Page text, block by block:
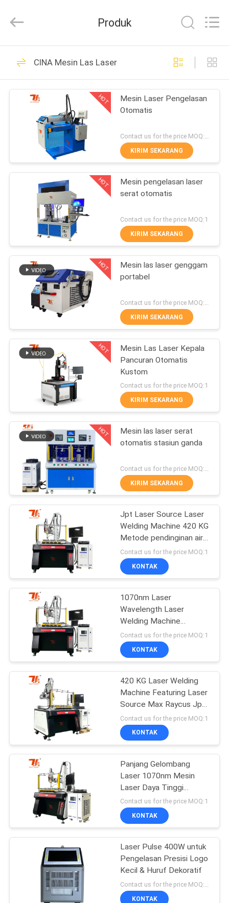
RUMAH
PRODUK
VIDEO
TENTANG
KAMI
PABRIK
HUBUNGI
KAMI
BERITA
LARUTAN
SITEMAP
PRIVACY
POLICY
Company
Limited.
Reserved.
Mesin Las Laser
193
Mesin Las Laser
Robot
147
Mesin Pemotong
Laser
Mesin Kelongsong
Laser
25
Mesin Pembersih
Laser
50
Mesin Penandaan
Laser
Mesin Laser Untuk
Dapur Kamar Mandi
9
Mesin Laser
Perhiasan
Produk
CINA Mesin Las Laser
HOT
Mesin Laser Pengelasan
Otomatis
Contact us for the price MOQ:1 set
KIRIM SEKARANG
HOT
Mesin pengelasan laser
serat otomatis
Contact us for the price MOQ:1
KIRIM SEKARANG
HOT
Mesin las laser genggam
portabel
KIRIM SEKARANG
HOT
Mesin Las Laser Kepala
Pancuran Otomatis
Kustom
Contact us for the price MOQ:1
KIRIM SEKARANG
HOT
Mesin las laser serat
otomatis stasiun ganda
Contact us for the price MOQ:1 set
KIRIM SEKARANG
Jpt Laser Source Laser
Welding Machine 420 KG
Metode pendinginan air
yang dirancang untuk
pengelasan logam dan
produksi industri
Contact us for the price MOQ:1
KONTAK
1070nm Laser
Wavelength Laser
Welding Machine
Termasuk Max Raycus
Jpt Laser Source
Menawarkan Kinerja di
Contact us for the price MOQ:1
KONTAK
420 KG Laser Welding
Machine Featuring Laser
Source Max Raycus Jpt
dan Laser Wavelength
1070nm Dirancang untuk
Solusi Metal Joining
Contact us for the price MOQ:1
KONTAK
Panjang Gelombang
Laser 1070nm Mesin
Laser Daya Tinggi
Sistem Pemotongan
Laser Serat Pendingin Air
Cocok untuk Fabrikasi
Contact us for the price MOQ:1
KONTAK
Laser Pulse 400W untuk
Pengelasan Presisi Logo
Kecil & Huruf Dekoratif
Contact us for the price MOQ:1 SET
KONTAK